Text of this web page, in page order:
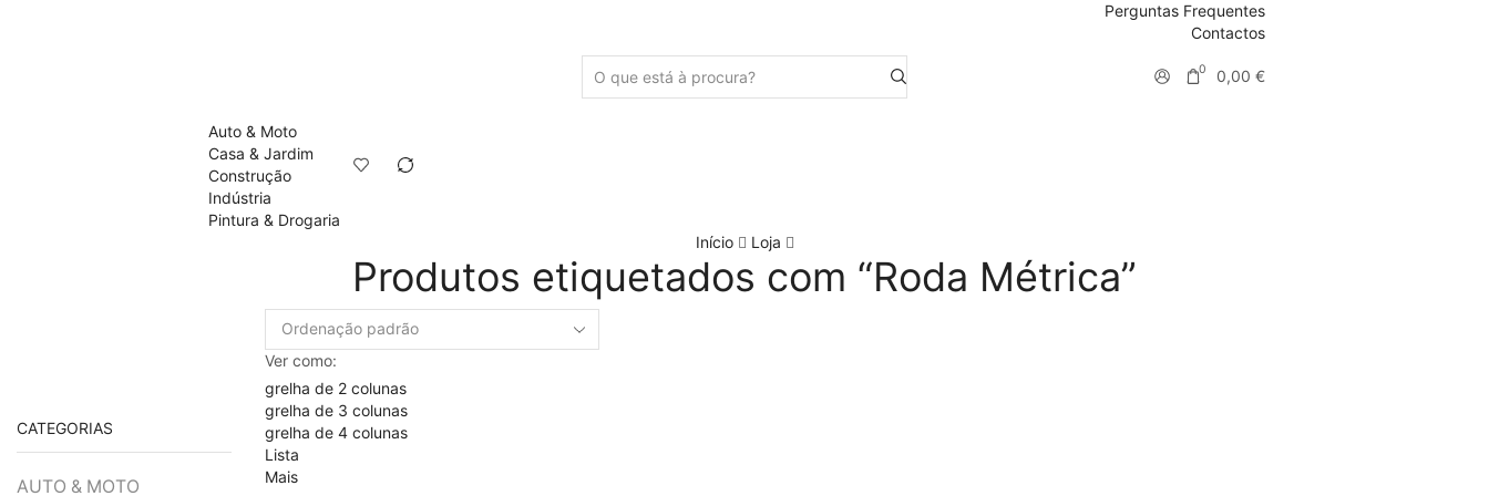
Perguntas Frequentes
Contactos
0 0,00 €
Auto & Moto
Casa & Jardim
Construção
Indústria
Pintura & Drogaria
Início
Loja
Produtos etiquetados com “Roda Métrica”
Ver como:
grelha de 2 colunas
grelha de 3 colunas
grelha de 4 colunas
Lista
Mais
CATEGORIAS
AUTO & MOTO